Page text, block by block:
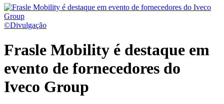
©Divulgação
Frasle Mobility é destaque em
evento de fornecedores do
Iveco Group